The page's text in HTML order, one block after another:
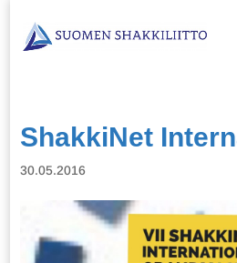
ShakkiNet
30.05.2016